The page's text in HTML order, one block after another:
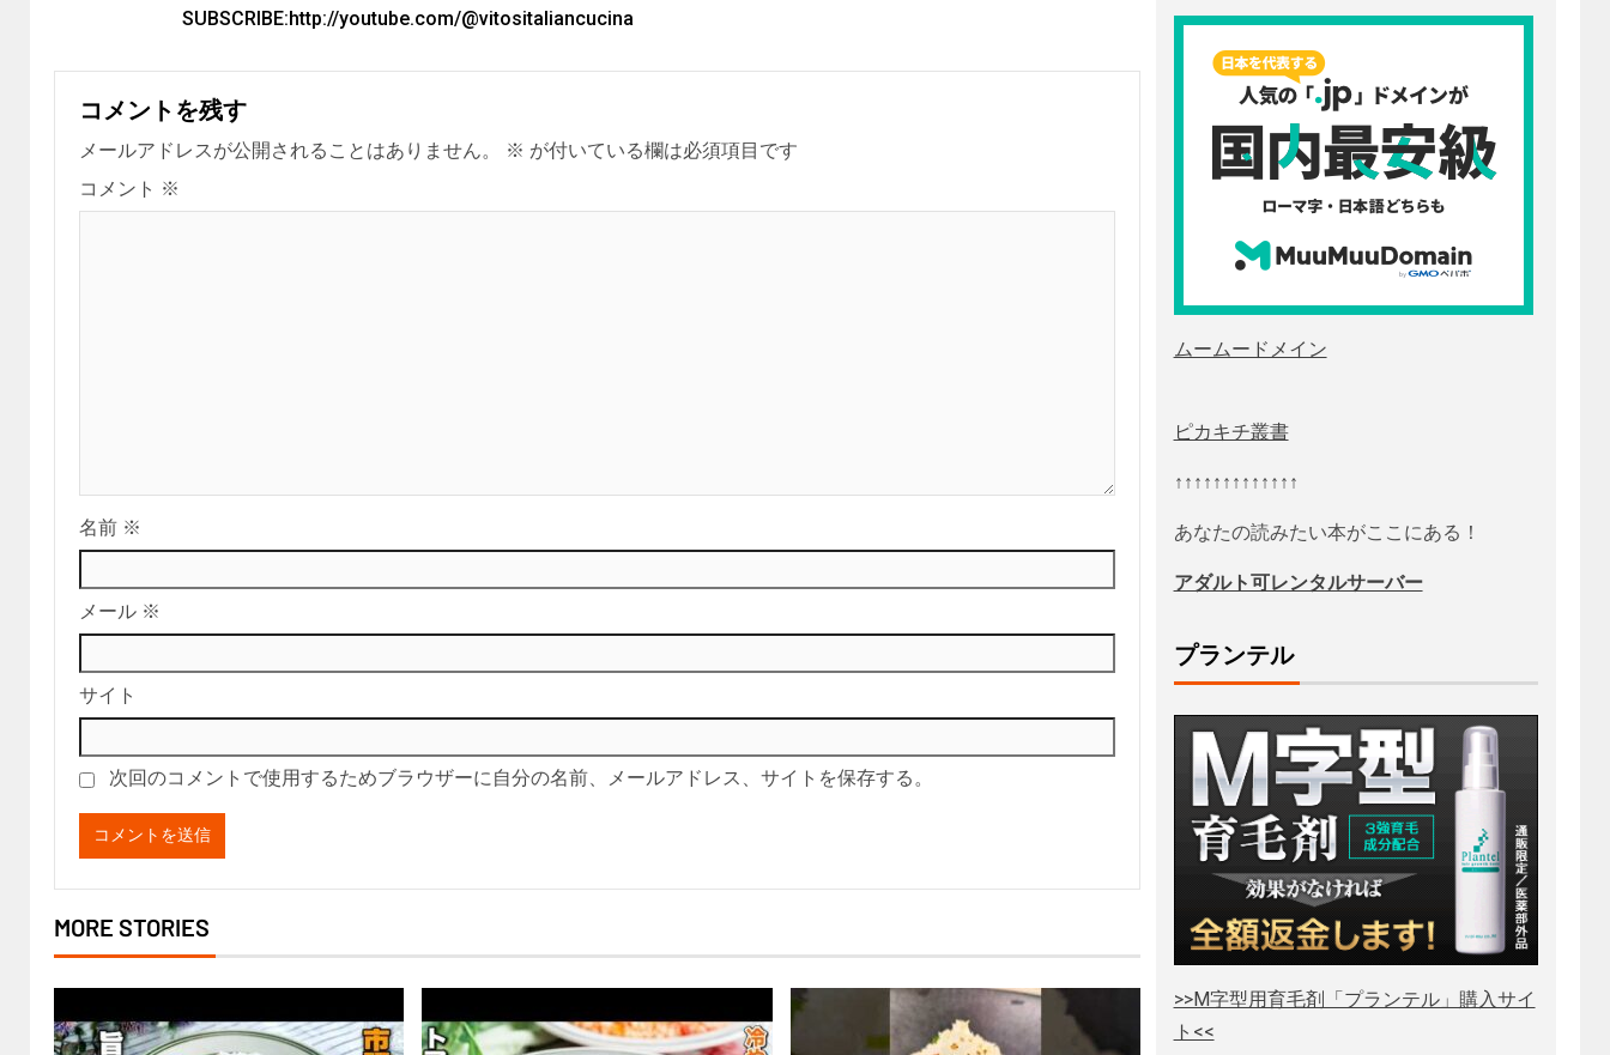
SUBSCRIBE:http://youtube.com/@vitositaliancucina
コメントを残す
メールアドレスが公開されることはありません。 ※ が付いている欄は必須項目です
コメント ※
名前 ※
メール ※
サイト
次回のコメントで使用するためブラウザーに自分の名前、メールアドレス、サイトを保存する。
MORE STORIES
ムームードメイン
ピカキチ叢書
↑↑↑↑↑↑↑↑↑↑↑↑↑
あなたの読みたい本がここにある！
アダルト可レンタルサーバー
プランテル
>>M字型用育毛剤「プランテル」購入サイ
ト<<